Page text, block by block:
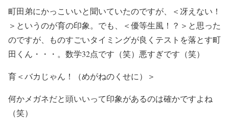
町田弟にかっこいいと聞いていたのですが、＜冴えない！
＞というのが育の印象。でも、＜優等生風！？＞と思った
のですが、ものすごいタイミングが良くテストを落とす町
田くん・・・。数学32点です（笑）悪すぎです（笑）
育＜バカじゃん！（めがねのくせに）＞
何かメガネだと頭いいって印象があるのは確かですよね
（笑）